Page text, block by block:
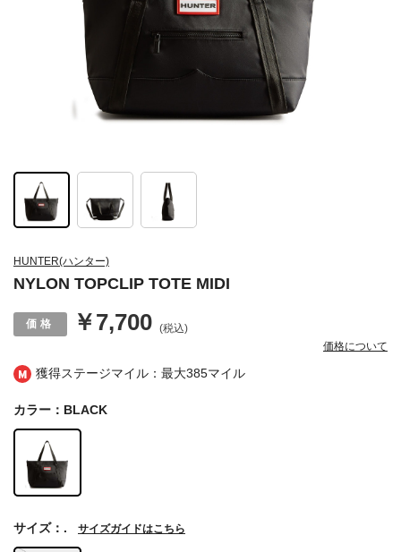
獲得ステージマイル：最大385マイル
HUNTER(ハンター)
NYLON TOPCLIP TOTE MIDI
￥7,700 (税込)
価格について
カラー：BLACK
サイズ：. サイズガイドはこちら